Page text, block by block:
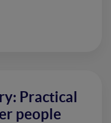
Practical
people